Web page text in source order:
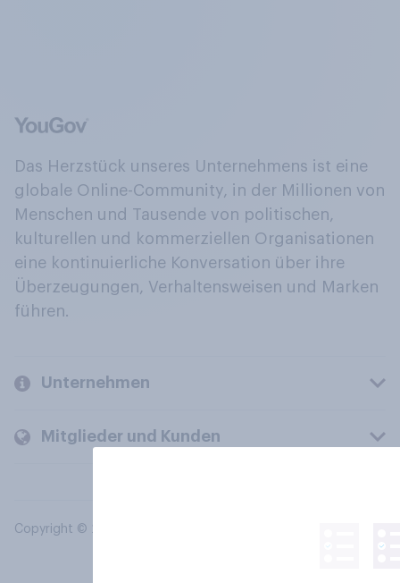
Das Herzstück unseres Unternehmens ist eine
globale Online-Community, in der Millionen von
Menschen und Tausende von politischen,
kulturellen und kommerziellen Organisationen
eine kontinuierliche Konversation über ihre
Überzeugungen, Verhaltensweisen und Marken
führen.
Unternehmen
Mitglieder und Kunden
Copyright © 2026 YouGov PLC. Alle Rechte vorbehalten.